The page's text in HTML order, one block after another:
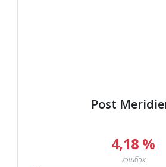
Post
4,18 %
кэшбэк